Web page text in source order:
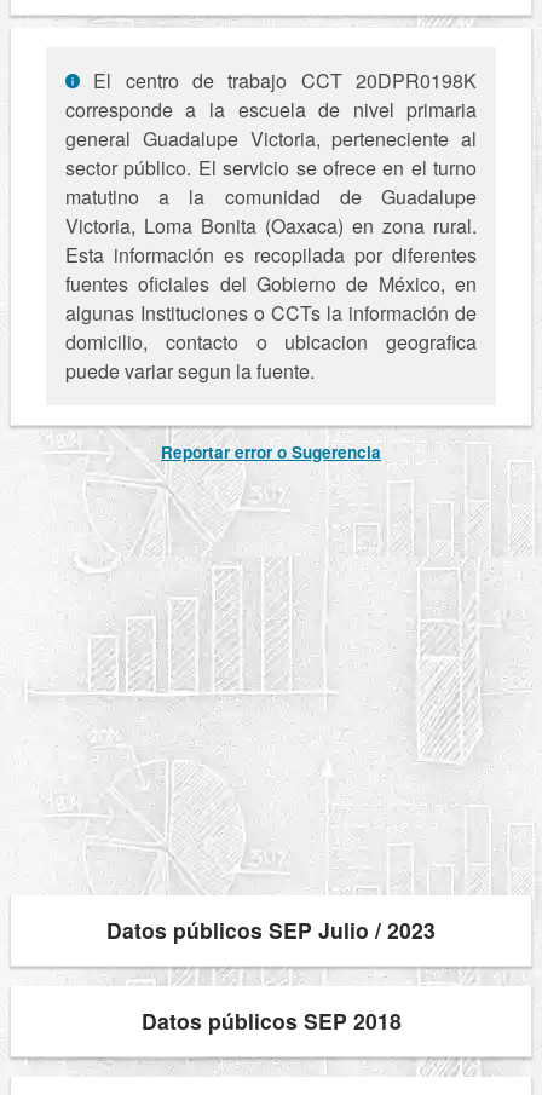
El centro de trabajo CCT 20DPR0198K
corresponde a la escuela de nivel primaria
general Guadalupe Victoria, perteneciente al
sector público. El servicio se ofrece en el turno
matutino a la comunidad de Guadalupe
Victoria, Loma Bonita (Oaxaca) en zona rural.
Esta información es recopilada por diferentes
fuentes oficiales del Gobierno de México, en
algunas Instituciones o CCTs la información de
domicilio, contacto o ubicacion geografica
puede variar segun la fuente.
Reportar error o Sugerencia
Datos públicos SEP Julio / 2023
Datos públicos SEP 2018